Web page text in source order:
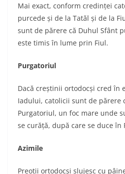
Mai exact, conform credinței
purcede și de la Tatăl și de la
sunt de părere că Duhul Sfânt
este timis în lume prin Fiul.
Purgatoriul
Dacă creștinii ortodocși cred în
Iadului, catolicii sunt de părere
Purgatoriul, un foc mare unde
se curăță, după care se duce în
Azimile
Preoții ortodocși slujesc cu